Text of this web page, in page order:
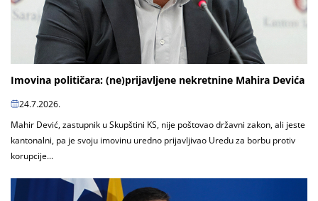
Imovina političara: (ne)prijavljene nekretnine Mahira Devića
24.7.2026.
Mahir Dević, zastupnik u Skupštini KS, nije poštovao državni zakon, ali jeste
kantonalni, pa je svoju imovinu uredno prijavljivao Uredu za borbu protiv
korupcije...